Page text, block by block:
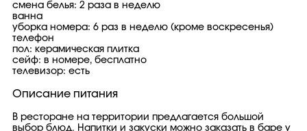
смена белья: 2 раза в неделю
ванна
уборка номера: 6 раз в неделю (кроме воскресенья)
телефон
пол: керамическая плитка
сейф: в номере, бесплатно
телевизор: есть
Описание питания
В ресторане на территории предлагается большой
выбор блюд. Напитки и закуски можно заказать в баре у